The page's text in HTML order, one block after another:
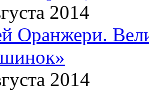
2014
Оранжери.
2014